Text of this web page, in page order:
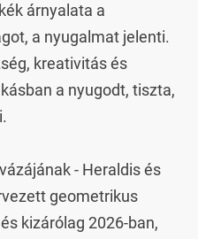
árnyalata a
a nyugalmat jelenti.
kreativitás és
a nyugodt, tiszta,
- Heraldis és
geometrikus
kizárólag 2026-ban,